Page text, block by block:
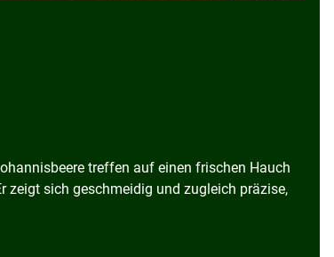
treffen auf einen frischen Hauch
zeigt sich geschmeidig und zugleich präzise,